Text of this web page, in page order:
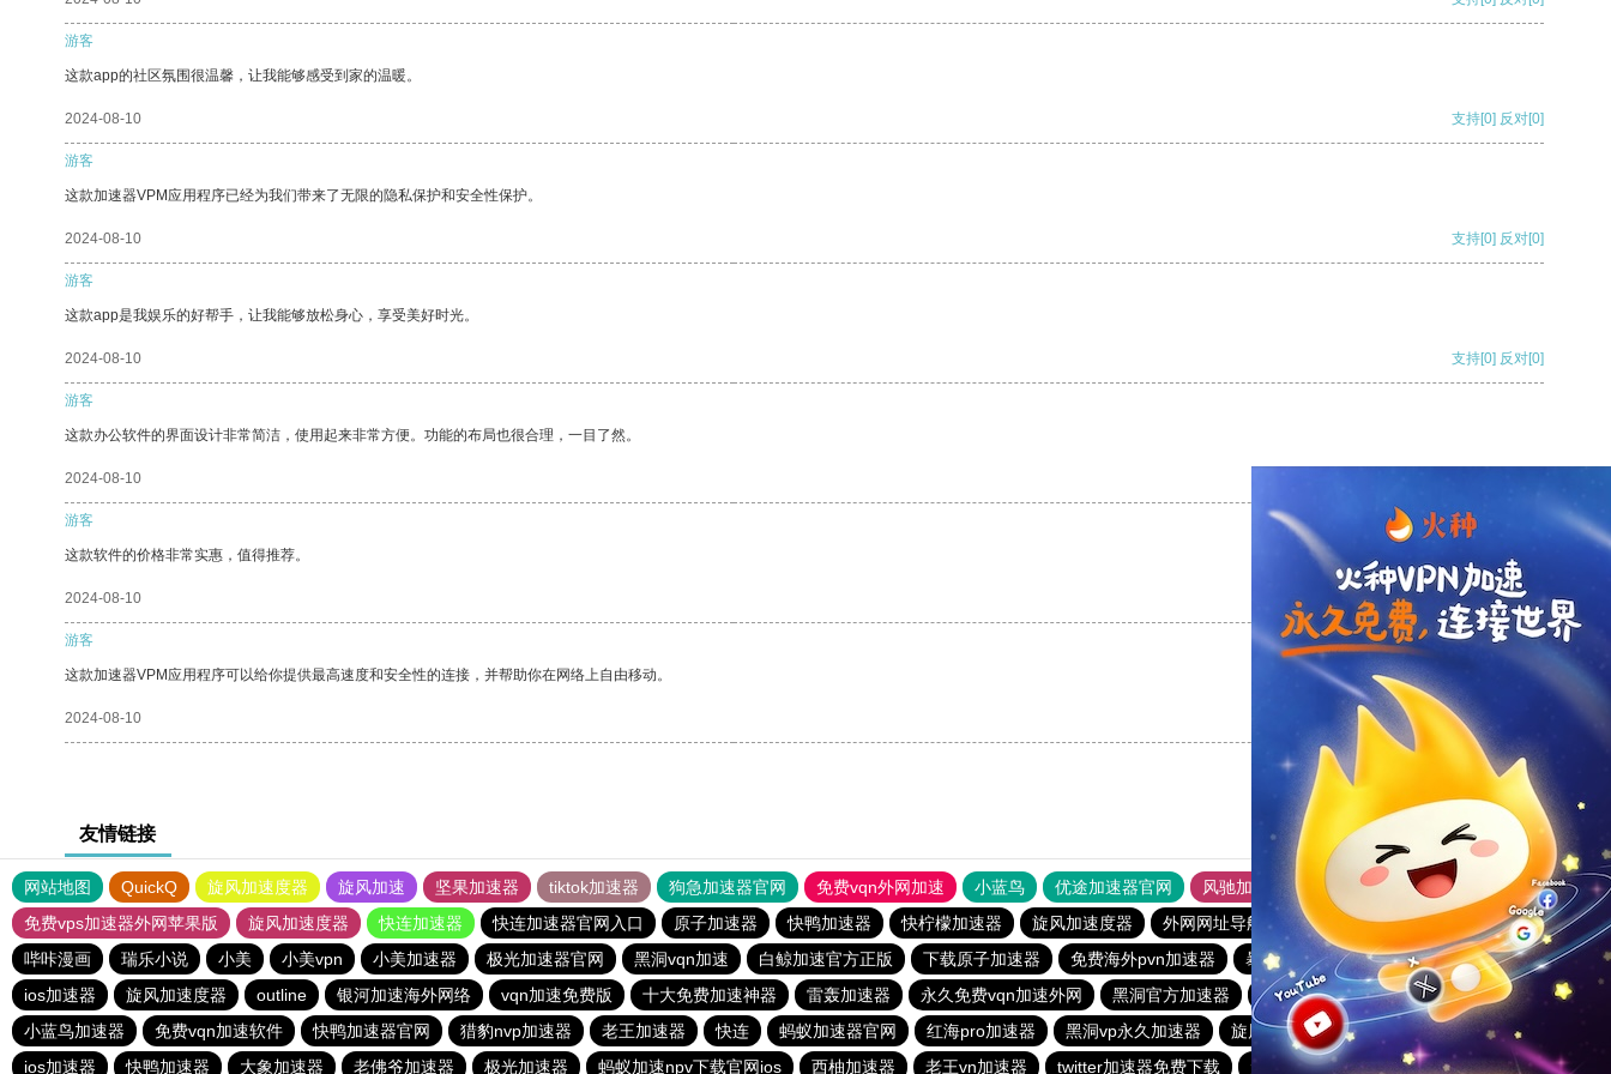
游客
这款app的社区氛围很温馨，让我能够感受到家的温暖。
2024-08-10 支持[0] 反对[0]
游客
这款加速器VPM应用程序已经为我们带来了无限的隐私保护和安全性保护。
2024-08-10 支持[0] 反对[0]
游客
这款app是我娱乐的好帮手，让我能够放松身心，享受美好时光。
2024-08-10 支持[0] 反对[0]
游客
这款办公软件的界面设计非常简洁，使用起来非常方便。功能的布局也很合理，一目了然。
2024-08-10
游客
这款软件的价格非常实惠，值得推荐。
2024-08-10 支持 [0] 反对 [0]
游客
这款加速器VPM应用程序可以给你提供最高速度和安全性的连接，并帮助你在网络上自由移动。
2024-08-10 支持
友情链接
网站地图 QuickQ 旋风加速度器 旋风加速 坚果加速器 tiktok加速器 狗急加速器官网 免费vqn外网加速 小蓝鸟 优途加速器官网 风驰加速器
旋风加速器
免费vps加速器外网苹果版
旋风加速度器 快连加速器 快连加速器官网入口 原子加速器 快鸭加速器 快柠檬加速器 旋风加速度器 外网网址导航 软件中心 雷霆加速
狂飙加速器
哔咔漫画
瑞乐小说 小美 小美vpn 小美加速器 极光加速器官网 黑洞vqn加速 白鲸加速官方正版 下载原子加速器 免费海外pvn加速器
暴雪vp永久免费加速器下载官网
ios加速器
旋风加速度器 outline 银河加速海外网络 vqn加速免费版 十大免费加速神器 雷轰加速器 永久免费vqn加速外网 黑洞官方加速器 天行vp加速
tyl加速器官网
小蓝鸟加速器
免费vqn加速软件 快鸭加速器官网 猎豹nvp加速器 老王加速器 快连 蚂蚁加速器官网 红海pro加速器 黑洞vp永久加速器 旋风加速度器 快鸭加速器
旋风加速度器
ios加速器
快鸭加速器 大象加速器 老佛爷加速器 极光加速器 蚂蚁加速npv下载官网ios 西柚加速器 老王vn加速器 twitter加速器免费下载 免费vp试用一小时